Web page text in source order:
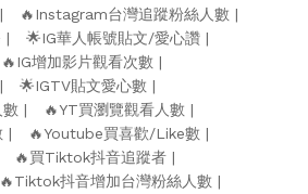
🔥Instagram台灣追蹤粉絲人數
🌟IG華人帳號貼文/愛心讚
🔥IG增加影片觀看次數
🌟IGTV貼文愛心數
🔥YT買瀏覽觀看人數
🔥Youtube買喜歡/Like數
🔥買Tiktok抖音追蹤者
🔥Tiktok抖音增加台灣粉絲人數